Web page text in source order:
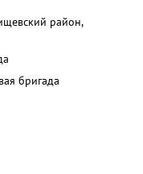
район,
бригада